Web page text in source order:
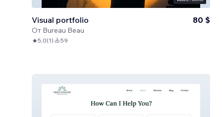
Visual portfolio
От Bureau Beau
80 $
5,0(1) 59